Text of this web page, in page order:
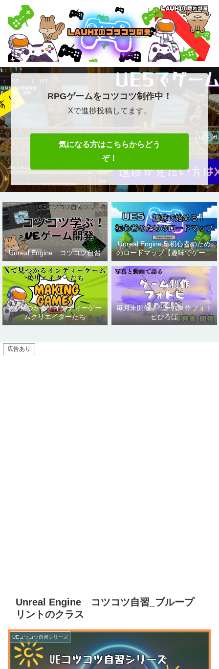
RPGゲームをコツコツ制作中！
Xで進捗投稿してます。
気になる方はこちらからどう
ぞ！
Unreal Engine コツコツ自習
Unreal Engine 5 初心者のため
のロードマップ【趣味でゲーム
制作】
Xで見つかる！インディーゲー
ムクリエイターたち
毎月末開催！ゲーム制作フォト
ビひろば
広告あり
Unreal Engine コツコツ自習_ブループ
リントのクラス
UEコツコツ自習シリーズ